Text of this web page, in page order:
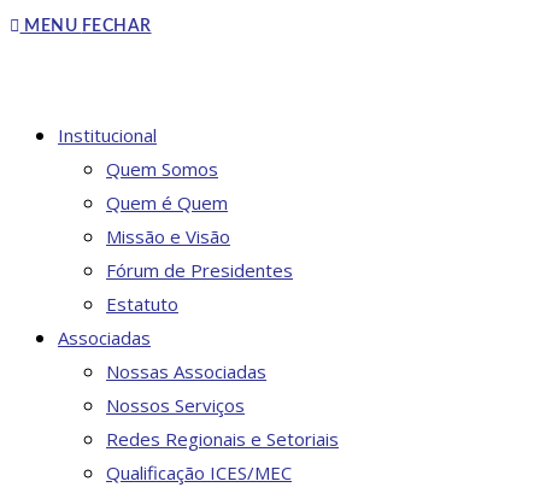
MENU FECHAR
Institucional
Quem Somos
Quem é Quem
Missão e Visão
Fórum de Presidentes
Estatuto
Associadas
Nossas Associadas
Nossos Serviços
Redes Regionais e Setoriais
Qualificação ICES/MEC